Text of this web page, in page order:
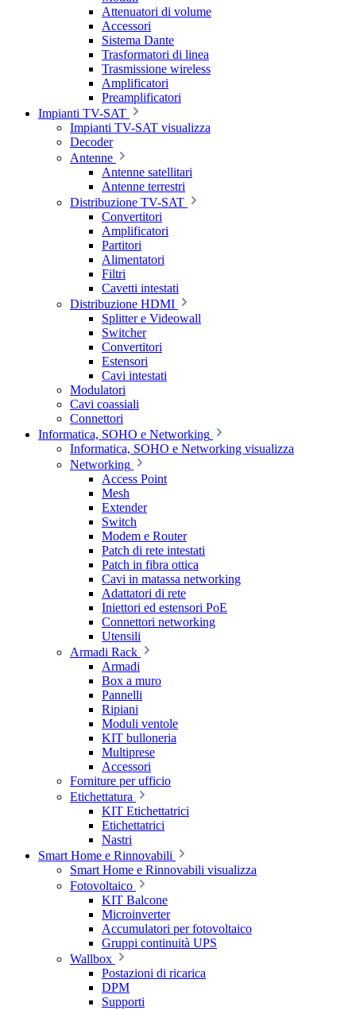
Attenuatori di volume
Accessori
Sistema Dante
Trasformatori di linea
Trasmissione wireless
Amplificatori
Preamplificatori
Impianti TV-SAT
Impianti TV-SAT visualizza
Decoder
Antenne
Antenne satellitari
Antenne terrestri
Distribuzione TV-SAT
Convertitori
Amplificatori
Partitori
Alimentatori
Filtri
Cavetti intestati
Distribuzione HDMI
Splitter e Videowall
Switcher
Convertitori
Estensori
Cavi intestati
Modulatori
Cavi coassiali
Connettori
Informatica, SOHO e Networking
Informatica, SOHO e Networking visualizza
Networking
Access Point
Mesh
Extender
Switch
Modem e Router
Patch di rete intestati
Patch in fibra ottica
Cavi in matassa networking
Adattatori di rete
Iniettori ed estensori PoE
Connettori networking
Utensili
Armadi Rack
Armadi
Box a muro
Pannelli
Ripiani
Moduli ventole
KIT bulloneria
Multiprese
Accessori
Forniture per ufficio
Etichettatura
KIT Etichettatrici
Etichettatrici
Nastri
Smart Home e Rinnovabili
Smart Home e Rinnovabili visualizza
Fotovoltaico
KIT Balcone
Microinverter
Accumulatori per fotovoltaico
Gruppi continuità UPS
Wallbox
Postazioni di ricarica
DPM
Supporti